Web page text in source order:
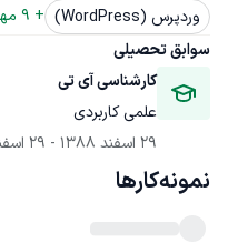
وردپرس (WordPress)
+
9
سوابق تحصیلی
کارشناسی آی تی
علمی کاربردی
29 اسفند 1388
- 29 اسفند 1393
نمونه‌کارها